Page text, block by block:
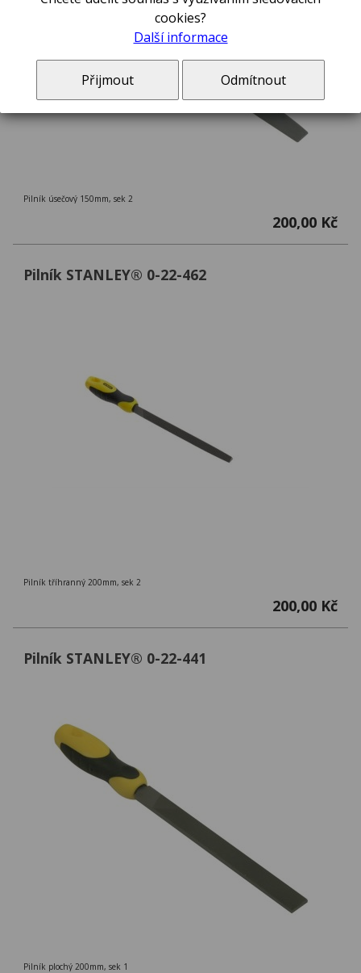
Pilník úsečový 150mm, sek 2
200,00 Kč
Pilník STANLEY® 0-22-462
Pilník tříhranný 200mm, sek 2
200,00 Kč
Pilník STANLEY® 0-22-441
Pilník plochý 200mm, sek 1
cookies?
Další informace
Přijmout Odmítnout